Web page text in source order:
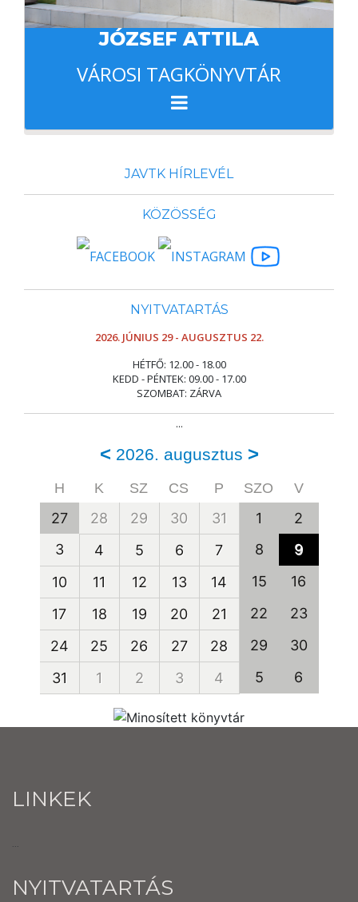
JÓZSEF ATTILA
VÁROSI TAGKÖNYVTÁR
JAVTK HÍRLEVÉL
KÖZÖSSÉG
NYITVATARTÁS
2026. JÚNIUS 29 - AUGUSZTUS 22.
HÉTFŐ: 12.00 - 18.00
KEDD - PÉNTEK: 09.00 - 17.00
SZOMBAT: ZÁRVA
...
< 2026. augusztus >
H K SZ CS P SZO V
27 28 29 30 31 1
2
3
4 5 6 7 8
9
10
11 12 13 14 15
16
17
18 19 20 21 22
23
24
25 26 27 28 29
30
31
1 2 3 4 5 6
LINKEK
NYITVATARTÁS